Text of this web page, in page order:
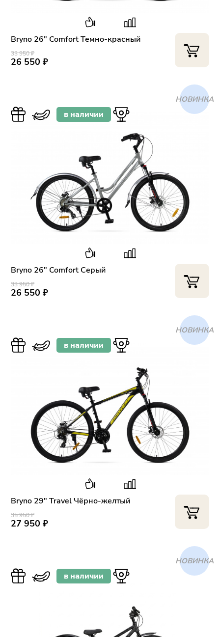
Bryno 26" Comfort Темно-красный
33 950 ₽
26 550 ₽
в наличии
ХИТ
Bryno 26" Comfort Серый
33 950 ₽
26 550 ₽
в наличии
ХИТ
Bryno 29" Travel Чёрно-желтый
35 950 ₽
27 950 ₽
в наличии
ХИТ